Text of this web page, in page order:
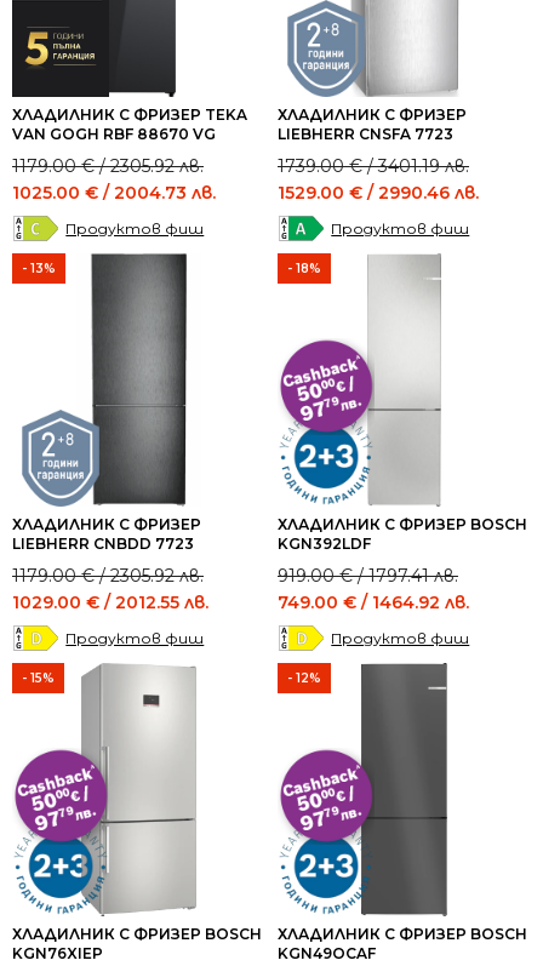
ХЛАДИЛНИК С ФРИЗЕР TEKA
VAN GOGH RBF 88670 VG
1179.00€/ 2305.92 лв.
Original
price
was:
1179.00 €
1025.00 € / 2004.73 лв.
Current
price
is:
1025.00 €
Продуктов фиш
ХЛАДИЛНИК С ФРИЗЕР
LIEBHERR CNSFA 7723
1739.00€/ 3401.19 лв.
Original
price
was:
1739.00 €
1529.00 € / 2990.46 лв.
Current
price
is:
1529.00 €
Продуктов фиш
- 13%
ХЛАДИЛНИК С ФРИЗЕР
LIEBHERR CNBDD 7723
1179.00€/ 2305.92 лв.
Original
price
was:
1179.00 €
1029.00 € / 2012.55 лв.
Current
price
is:
1029.00 €
Продуктов фиш
- 18%
ХЛАДИЛНИК С ФРИЗЕР BOSCH
KGN392LDF
919.00€/ 1797.41 лв.
Original
price
was:
919.00 €
749.00 € / 1464.92 лв.
Current
price
is:
749.00 €
Продуктов фиш
- 15%
ХЛАДИЛНИК С ФРИЗЕР BOSCH
KGN76XIEP
- 12%
ХЛАДИЛНИК С ФРИЗЕР BOSCH
KGN49OCAF